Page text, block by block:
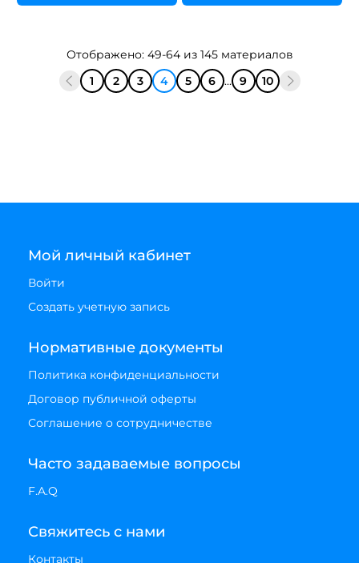
Отображено: 49-64 из 145 материалов
1
2 3 4 5 6 ... 9 10
Мой личный кабинет
Войти
Создать учетную запись
Нормативные документы
Политика конфиденциальности
Договор публичной оферты
Соглашение о сотрудничестве
Часто задаваемые вопросы
F.A.Q
Свяжитесь с нами
Контакты